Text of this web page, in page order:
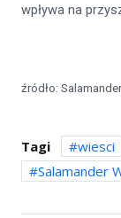
wpływa na
źródło:
Tagi
wiesci
Salamander